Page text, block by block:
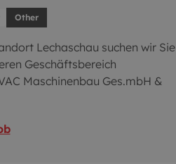
Other
Lechaschau suchen wir Sie
Geschäftsbereich
Maschinenbau Ges.mbH &